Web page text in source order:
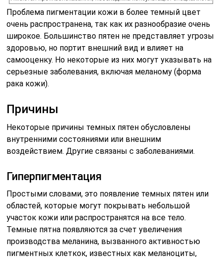
Проблема пигментации кожи в более темный цвет
очень распространена, так как их разнообразие очень
широкое. Большинство пятен не представляет угрозы
здоровью, но портит внешний вид и влияет на
самооценку. Но некоторые из них могут указывать на
серьезные заболевания, включая меланому (форма
рака кожи).
Причины
Некоторые причины темных пятен обусловлены
внутренними состояниями или внешним
воздействием. Другие связаны с заболеваниями.
Гиперпигментация
Простыми словами, это появление темных пятен или
областей, которые могут покрывать небольшой
участок кожи или распространятся на все тело.
Темные пятна появляются за счет увеличения
производства меланина, вызванного активностью
пигментных клеткок, известных как меланоциты,